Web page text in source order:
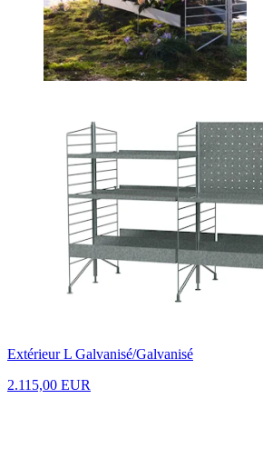
Extérieur L Galvanisé/Galvanisé
2.115,00 EUR